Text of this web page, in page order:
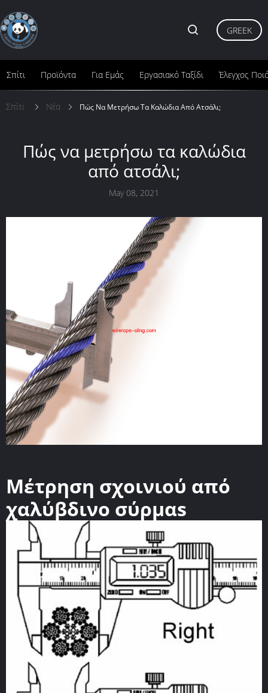
Σπίτι Προϊόντα Για Εμάς Εργασιακό Ταξίδι Έλεγχος
GREEK
Σπίτι Νέα Πώς Να Μετρήσω Τα Καλώδια Από Ατσάλι;
Πώς να μετρήσω τα καλώδια
από ατσάλι;
May 08, 2021
Μέτρηση σχοινιού από
χαλύβδινο σύρμαs